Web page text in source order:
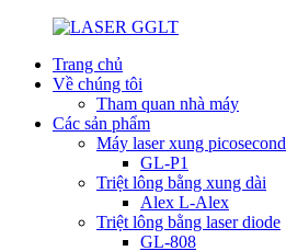
Trang chủ
Về chúng tôi
Tham quan nhà máy
Các sản phẩm
Máy laser xung picosecond
GL-P1
Triệt lông bằng xung dài
Alex L-Alex
Triệt lông bằng laser diode
GL-808